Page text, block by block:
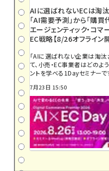
AIに選ばれないECは淘汰
「AI需要予測」から「購買
エージェンティック・コマ
EC戦略【8/26オフライン
「AIに選ばれない企業は淘汰
て、小売・EC事業者はどの
ントを学べる1Dayセミナーで
7月23日 15:50